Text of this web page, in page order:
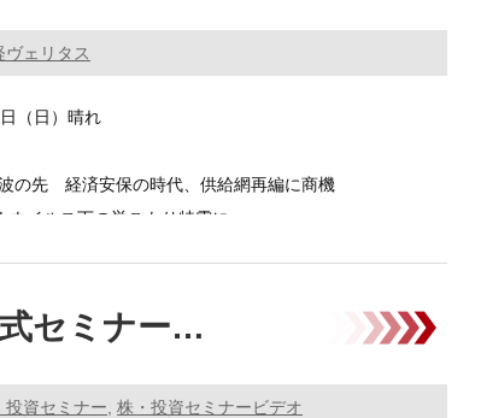
ヴェリタス
（日）晴れ
波の先 経済安保の時代、供給網再編に商機
ウイルス下の巣ごもり特需に …………
セミナー…
投資セミナー 株・投資セミナービデオ